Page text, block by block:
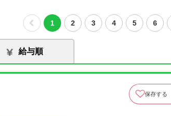
1 2 3 4 5 6
給与順
保存する